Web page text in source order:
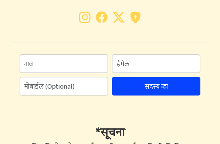
सदस्य व्हा
*सूचना